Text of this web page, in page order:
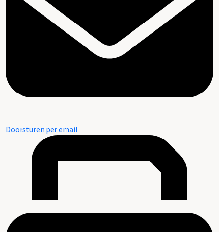
Doorsturen per email